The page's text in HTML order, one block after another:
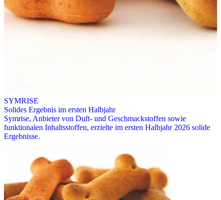
SYMRISE
Solides Ergebnis im ersten Halbjahr
Symrise, Anbieter von Duft- und Geschmackstoffen sowie
funktionalen Inhaltsstoffen, erzielte im ersten Halbjahr 2026 solide
Ergebnisse.